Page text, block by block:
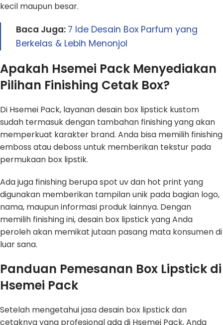
kecil maupun besar.
Baca Juga: 7 Ide Desain Box Parfum yang
Berkelas & Lebih Menonjol
Apakah Hsemei Pack Menyediakan
Pilihan Finishing Cetak Box?
Di Hsemei Pack, layanan desain box lipstick kustom
sudah termasuk dengan tambahan finishing yang akan
memperkuat karakter brand. Anda bisa memilih finishing
emboss atau deboss untuk memberikan tekstur pada
permukaan box lipstik.
Ada juga finishing berupa spot uv dan hot print yang
digunakan memberikan tampilan unik pada bagian logo,
nama, maupun informasi produk lainnya. Dengan
memilih finishing ini, desain box lipstick yang Anda
peroleh akan memikat jutaan pasang mata konsumen di
luar sana.
Panduan Pemesanan Box Lipstick di
Hsemei Pack
Setelah mengetahui jasa desain box lipstick dan
cetaknya yang profesional ada di Hsemei Pack, Anda